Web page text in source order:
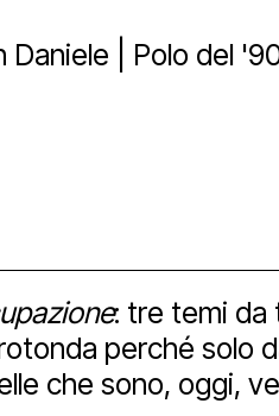
staff
uno
e
il
Bonus
Daniele | Polo del
: tre temi da
perché
che sono, oggi,